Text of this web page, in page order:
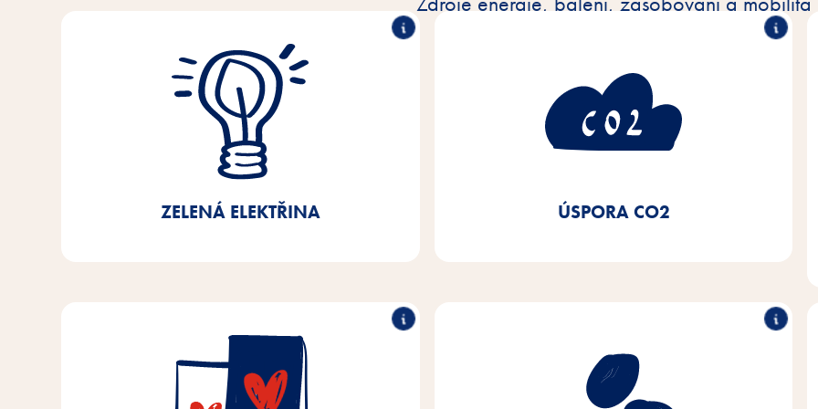
ZELENÁ ELEKTŘINA
100% zelená elektřina
Od roku 2021 používáme v našich výrobních
závodech, centrálním skladu a administrativě v
Brémách/Dolním Sasku 100% zelenou elektřinu.
Tím jsme dosáhli 40% úspory emisí CO2.
ÚSPORA CO2
O 50 % nižší spotřeba
Používáním ekologické elektřiny, přechodem na
lokální topné systémy a kondenzační kotle pro naše
90% recyklovatelnost
V našich výrobních závodech v Brémách a Dolním
Sasku používáme již více než 90 %
Udržitelný nákup sóji
Naším cílem je získávat sóju evropského původu